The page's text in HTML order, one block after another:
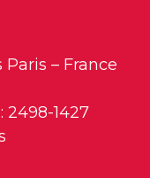
Paris – France
2498-1427